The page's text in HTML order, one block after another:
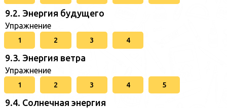
9.2. Энергия будущего
Упражнение
1 2 3 4
9.3. Энергия ветра
Упражнение
1 2 3 4 5
9.4. Солнечная энергия